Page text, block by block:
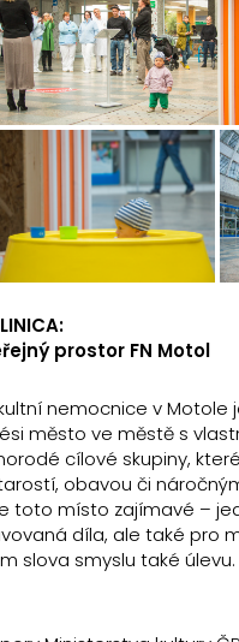
prostor FN Motol
nemocnice v
město ve městě s
cílové skupiny,
obavou či
toto místo zajímavé –
díla, ale také pro
slova smyslu také úlevu.